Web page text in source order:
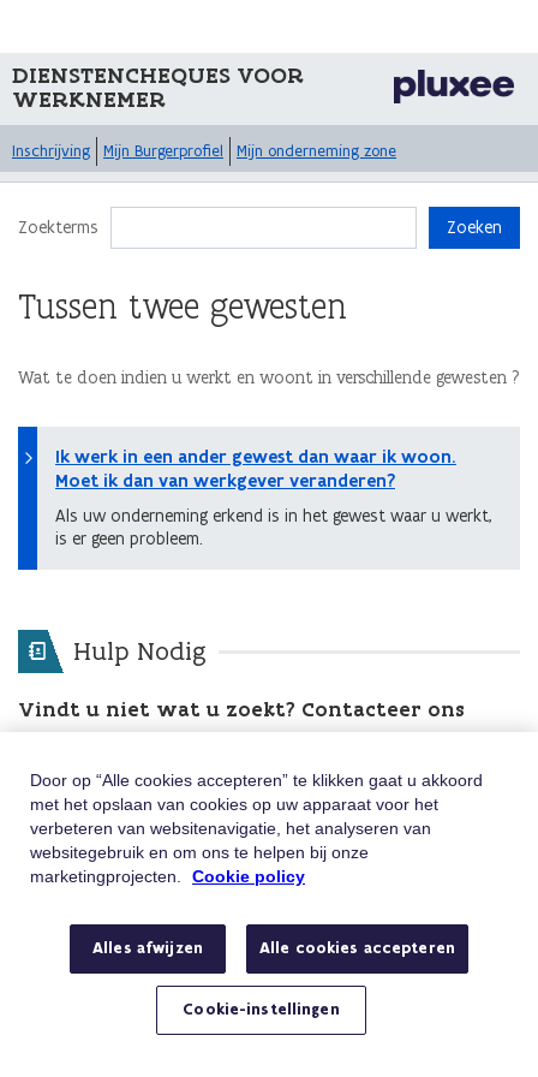
DIENSTENCHEQUES VOOR
WERKNEMER
Inschrijving Mijn Burgerprofiel Mijn onderneming zone
Zoekterms Zoeken
Tussen twee gewesten
Wat te doen indien u werkt en woont in verschillende gewesten ?
Ik werk in een ander gewest dan waar ik woon.
Moet ik dan van werkgever veranderen?
Als uw onderneming erkend is in het gewest waar u werkt,
is er geen probleem.
Hulp Nodig
Vindt u niet wat u zoekt? Contacteer ons
Van maandag tot vrijdag tussen 8u en 18u
E-mail
Stuur ons een e-mail
Hebt u een vraag of klacht?
Door op “Alle cookies accepteren” te klikken gaat u akkoord
met het opslaan van cookies op uw apparaat voor het
verbeteren van websitenavigatie, het analyseren van
websitegebruik en om ons te helpen bij onze
marketingprojecten.
Cookie policy
Alles afwijzen Alle cookies accepteren
Cookie-instellingen